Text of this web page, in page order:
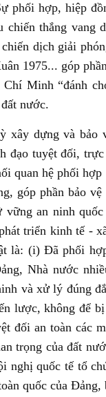
phối hợp, hiệp
chiến thắng
dịch giải
1975... góp
Minh “đánh
nước.
xây dựng và bảo
đạo tuyệt đối,
quan hệ phối
góp phần bảo
vững an ninh
triển kinh tế -
là: (i) Đã phối
Nhà nước
và xử lý đúng
lược, không để
đối an toàn các
trọng của đất
nghị quốc tế tổ
quốc của